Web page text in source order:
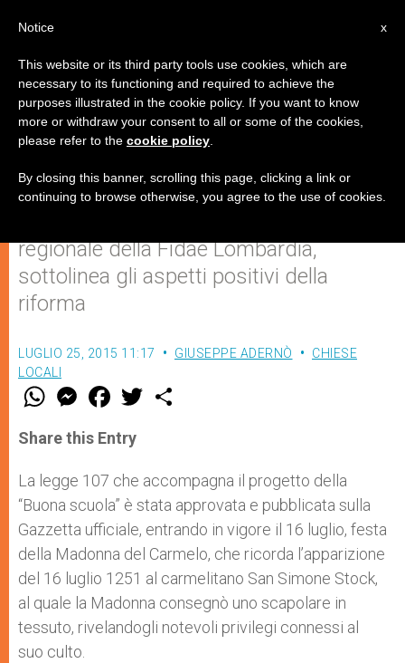
La “Buona Scuola” e l’ottimismo
corresponsabile
regionale della Fidae Lombardia,
sottolinea gli aspetti positivi della
riforma
LUGLIO 25, 2015 11:17 GIUSEPPE ADERNÒ
CHIESE
LOCALI
W
t
s
p
p
M
e
s
e
g
e
r
F
a
e
b
o
k
w
r
Share this Entry
La legge 107 che accompagna il progetto della
“Buona scuola” è stata approvata e pubblicata sulla
Gazzetta ufficiale, entrando in vigore il 16 luglio, festa
della Madonna del Carmelo, che ricorda l’apparizione
del 16 luglio 1251 al carmelitano San Simone Stock,
al quale la Madonna consegnò uno scapolare in
tessuto, rivelandogli notevoli privilegi connessi al
suo culto.
x
Notice
This website or its third party tools use cookies, which are
necessary to its functioning and required to achieve the
purposes illustrated in the cookie policy. If you want to know
more or withdraw your consent to all or some of the cookies,
please refer to the cookie policy
By closing this banner, scrolling this page, clicking a link or
continuing to browse otherwise, you agree to the use of cookies.